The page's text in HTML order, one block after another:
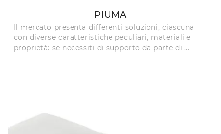
PIUMA
Il mercato presenta differenti soluzioni, ciascuna
con diverse caratteristiche peculiari, materiali e
proprietà: se necessiti di supporto da parte di ...